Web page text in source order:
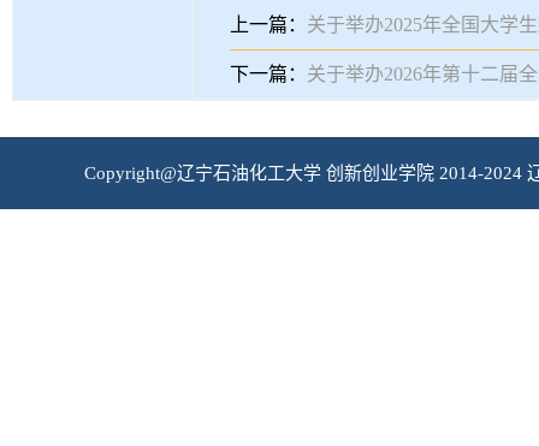
上一篇： 关于举办2025年全国大学
下一篇： 关于举办2026年第十二届
Copyright@辽宁石油化工大学 创新创业学院 2014-2024